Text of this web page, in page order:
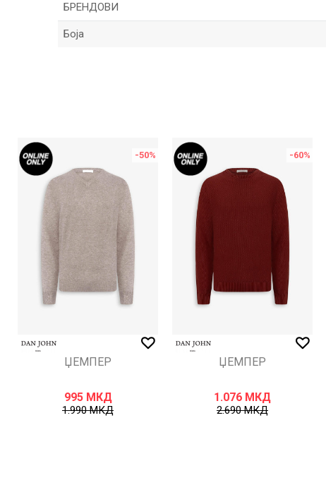
БРЕНДОВИ
Боја
ИСПРАТИ
-50%
ЏЕМПЕР
995 МКД
1.990МКД
-60%
ЏЕМПЕР
1.076 МКД
2.690МКД